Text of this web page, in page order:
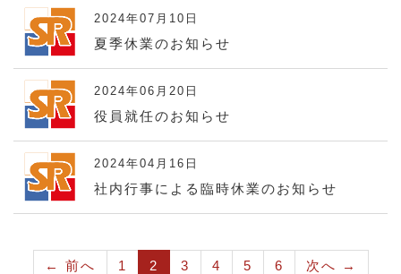
2024年07月10日
夏季休業のお知らせ
2024年06月20日
役員就任のお知らせ
2024年04月16日
社内行事による臨時休業のお知らせ
← 前へ 1 2 （こ
3 4 5 6 次へ →